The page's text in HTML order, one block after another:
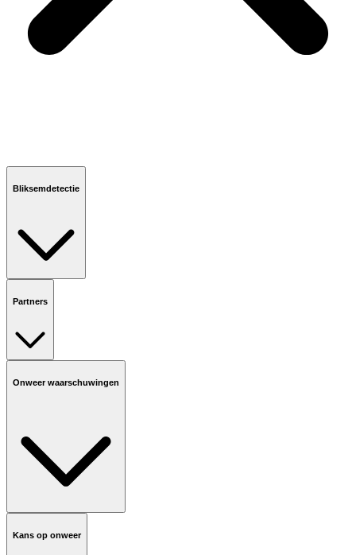
Bliksemdetectie
Partners
Onweer waarschuwingen
Kans op onweer